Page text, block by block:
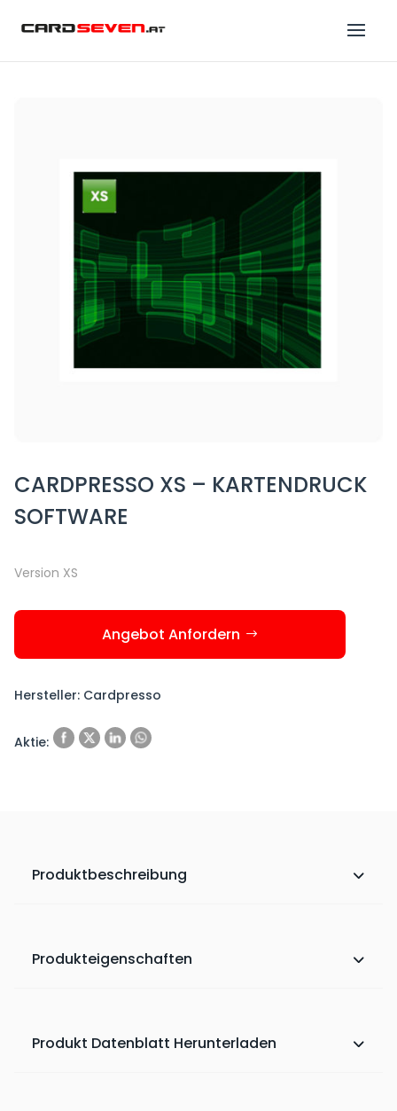
CARDPRESSO XS – KARTENDRUCK
SOFTWARE
Version XS
Angebot Anfordern
Hersteller: Cardpresso
Produktbeschreibung
Produkteigenschaften
Produkt Datenblatt Herunterladen